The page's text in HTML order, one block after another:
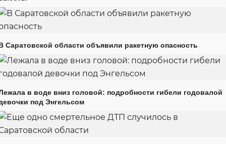
Саратовской области объявили ракетную опасность
в воде вниз головой: подробности гибели годовалой
под Энгельсом